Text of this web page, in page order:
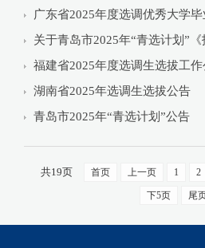
广东省2025年度选调优秀大学
关于青岛市2025年“青选计划”
福建省2025年度选调生选拔工
湖南省2025年选调生选拔公告
青岛市2025年“青选计划”公告
共19页 首页 上一页 1 2
下5页 尾